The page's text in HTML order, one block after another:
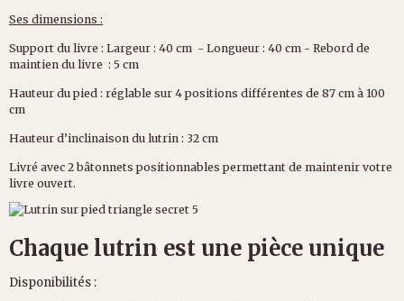
Ses dimensions :
Support du livre : Largeur : 40 cm - Longueur : 40 cm - Rebord de
maintien du livre : 5 cm
Hauteur du pied : réglable sur 4 positions différentes de 87 cm à 100
cm
Hauteur d’inclinaison du lutrin : 32 cm
Livré avec 2 bâtonnets positionnables permettant de maintenir votre
livre ouvert.
Chaque lutrin est une pièce unique
Disponibilités :